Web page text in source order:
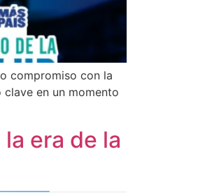
compromiso con la
en un momento
era de la